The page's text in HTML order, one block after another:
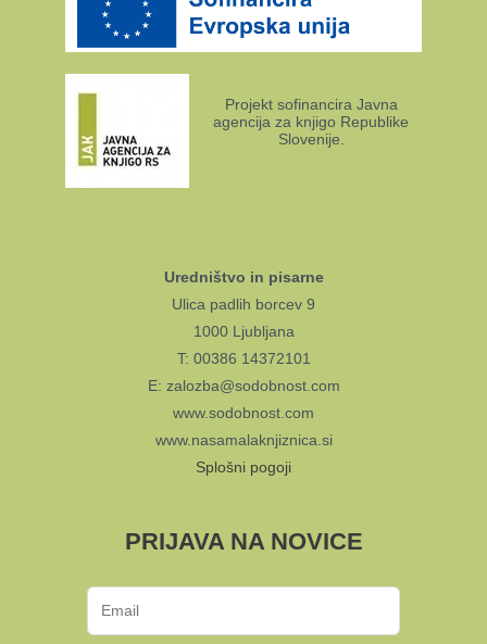
Projekt sofinancira Javna
agencija za knjigo Republike
Slovenije.
Uredništvo in pisarne
Ulica padlih borcev 9
1000 Ljubljana
T: 00386 14372101
E: zalozba@sodobnost.com
www.sodobnost.com
www.nasamalaknjiznica.si
Splošni pogoji
PRIJAVA NA NOVICE